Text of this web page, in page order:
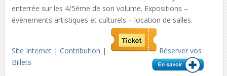
enterrée sur les 4/5ème de son volume. Expositions –
évènements artistiques et culturels – location de salles.
Site Internet| Contribution |
Réserver vos
Billets